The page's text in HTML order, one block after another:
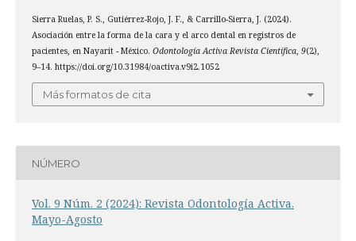
Sierra Ruelas, P. S., Gutiérrez-Rojo, J. F., & Carrillo-Sierra, J. (2024).
Asociación entre la forma de la cara y el arco dental en registros de
pacientes, en Nayarit - México. Odontología Activa Revista Científica, 9(2),
9–14. https://doi.org/10.31984/oactiva.v9i2.1052
Más formatos de cita
NÚMERO
Vol. 9 Núm. 2 (2024): Revista Odontología Activa.
Mayo-Agosto